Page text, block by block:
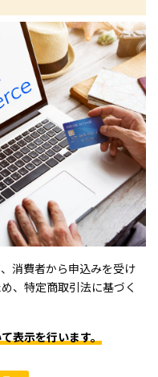
消費者から申込みを受け
、特定商取引法に基づく
表示を行います。